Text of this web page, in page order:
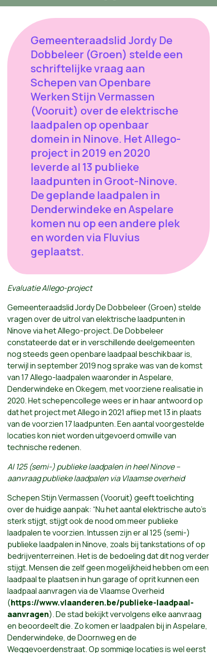
Gemeenteraadslid Jordy De
Dobbeleer (Groen) stelde een
schriftelijke vraag aan
Schepen van Openbare
Werken Stijn Vermassen
(Vooruit) over de elektrische
laadpalen op openbaar
domein in Ninove. Het Allego-
project in 2019 en 2020
leverde al 13 publieke
laadpunten in Groot-Ninove.
De geplande laadpalen in
Denderwindeke en Aspelare
komen nu op een andere plek
en worden via Fluvius
geplaatst.
Evaluatie Allego-project
Gemeenteraadslid Jordy De Dobbeleer (Groen) stelde
vragen over de uitrol van elektrische laadpunten in
Ninove via het Allego-project. De Dobbeleer
constateerde dat er in verschillende deelgemeenten
nog steeds geen openbare laadpaal beschikbaar is,
terwijl in september 2019 nog sprake was van de komst
van 17 Allego-laadpalen waaronder in Aspelare,
Denderwindeke en Okegem, met voorziene realisatie in
2020. Het schepencollege wees er in haar antwoord op
dat het project met Allego in 2021 afliep met 13 in plaats
van de voorzien 17 laadpunten. Een aantal voorgestelde
locaties kon niet worden uitgevoerd omwille van
technische redenen.
Al 125 (semi-) publieke laadpalen in heel Ninove –
aanvraag publieke laadpalen via Vlaamse overheid
Schepen Stijn Vermassen (Vooruit) geeft toelichting
over de huidige aanpak: “Nu het aantal elektrische auto's
sterk stijgt, stijgt ook de nood om meer publieke
laadpalen te voorzien. Intussen zijn er al 125 (semi-)
publieke laadpalen in Ninove, zoals bij tankstations of op
bedrijventerreinen. Het is de bedoeling dat dit nog verder
stijgt. Mensen die zelf geen mogelijkheid hebben om een
laadpaal te plaatsen in hun garage of oprit kunnen een
laadpaal aanvragen via de Vlaamse Overheid
(https://www.vlaanderen.be/publieke-laadpaal-
aanvragen). De stad bekijkt vervolgens elke aanvraag
en beoordeelt die. Zo komen er laadpalen bij in Aspelare,
Denderwindeke, de Doornweg en de
Weggevoerdenstraat. Op sommige locaties is wel eerst